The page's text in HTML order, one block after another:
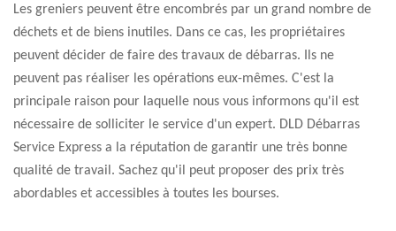
Les greniers peuvent être encombrés par un grand nombre de
déchets et de biens inutiles. Dans ce cas, les propriétaires
peuvent décider de faire des travaux de débarras. Ils ne
peuvent pas réaliser les opérations eux-mêmes. C'est la
principale raison pour laquelle nous vous informons qu'il est
nécessaire de solliciter le service d'un expert. DLD Débarras
Service Express a la réputation de garantir une très bonne
qualité de travail. Sachez qu'il peut proposer des prix très
abordables et accessibles à toutes les bourses.